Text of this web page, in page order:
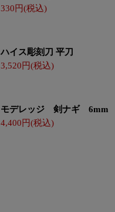
330
ハイス彫刻刀 平刀
3,520
モデレッジ 剣ナギ 6mm
4,400